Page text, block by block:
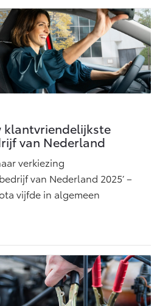
klantvriendelijkste
van Nederland
verkiezing
van Nederland 2025’ –
vijfde in algemeen